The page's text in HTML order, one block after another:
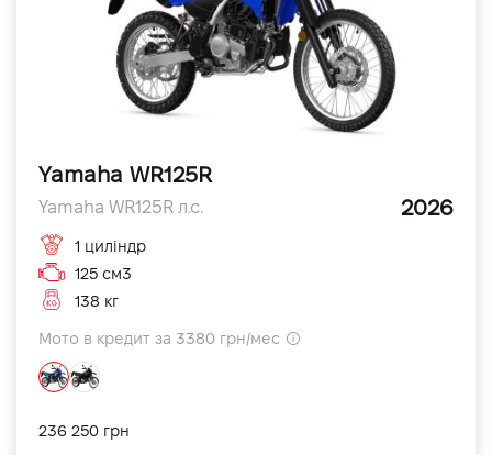
Yamaha WR125R
Yamaha WR125R л.с. 2026
1 циліндр
125 см3
138 кг
Мото в кредит за 3380 грн/мес
236 250 грн